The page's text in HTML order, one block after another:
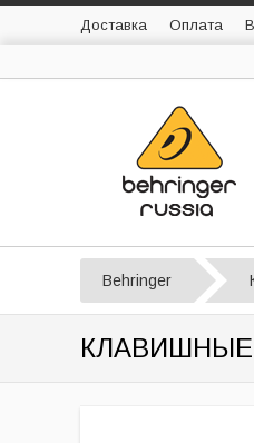
Доставка Оплата
Behringer